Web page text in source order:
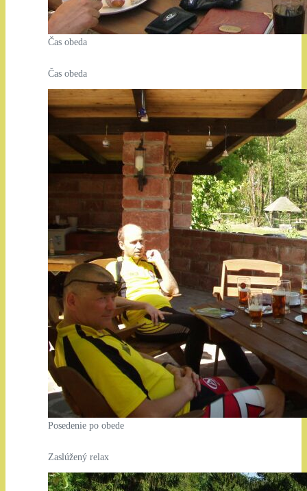
Čas obeda
Čas obeda
Posedenie po obede
Zaslúžený relax